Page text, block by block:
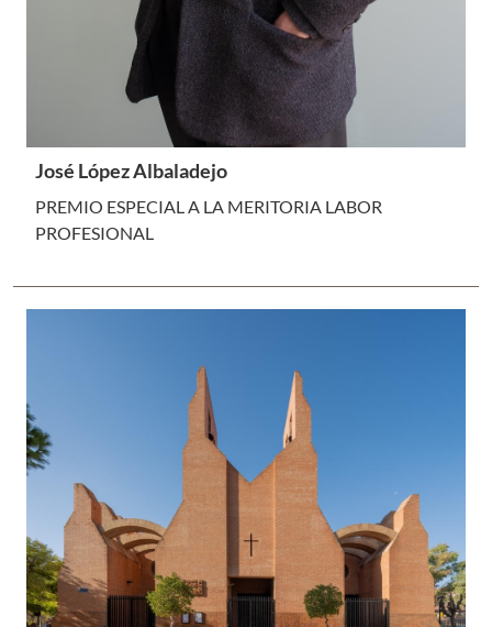
José López Albaladejo
PREMIO ESPECIAL A LA MERITORIA LABOR
PROFESIONAL